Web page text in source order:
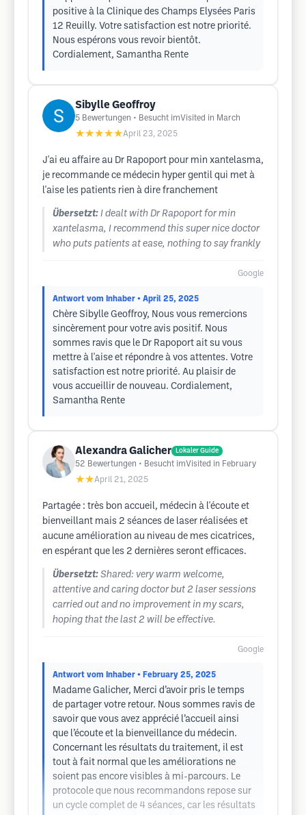
positive à la Clinique des Champs Elysées Paris
12 Reuilly. Votre satisfaction est notre priorité.
Nous espérons vous revoir bientôt.
Cordialement, Samantha Rente
Sibylle Geoffroy
5 Bewertungen • Besucht imVisited in March
★★★★★April 23, 2025
J'ai eu affaire au Dr Rapoport pour min xantelasma,
je recommande ce médecin hyper gentil qui met à
l'aise les patients rien à dire franchement
Übersetzt: I dealt with Dr Rapoport for min
xantelasma, I recommend this super nice doctor
who puts patients at ease, nothing to say frankly
Google
Antwort vom Inhaber • April 25, 2025
Chère Sibylle Geoffroy, Nous vous remercions
sincèrement pour votre avis positif. Nous
sommes ravis que le Dr Rapoport ait su vous
mettre à l'aise et répondre à vos attentes. Votre
satisfaction est notre priorité. Au plaisir de
vous accueillir de nouveau. Cordialement,
Samantha Rente
Alexandra Galicher Lokaler Guide
52 Bewertungen • Besucht imVisited in February
★★April 21, 2025
Partagée : très bon accueil, médecin à l'écoute et
bienveillant mais 2 séances de laser réalisées et
aucune amélioration au niveau de mes cicatrices,
en espérant que les 2 dernières seront efficaces.
Übersetzt: Shared: very warm welcome,
attentive and caring doctor but 2 laser sessions
carried out and no improvement in my scars,
hoping that the last 2 will be effective.
Google
Antwort vom Inhaber • February 25, 2025
Madame Galicher, Merci d’avoir pris le temps
de partager votre retour. Nous sommes ravis de
savoir que vous avez apprécié l’accueil ainsi
que l’écoute et la bienveillance du médecin.
Concernant les résultats du traitement, il est
tout à fait normal que les améliorations ne
soient pas encore visibles à mi-parcours. Le
protocole que nous recommandons repose sur
un cycle complet de 4 séances, car les résultats